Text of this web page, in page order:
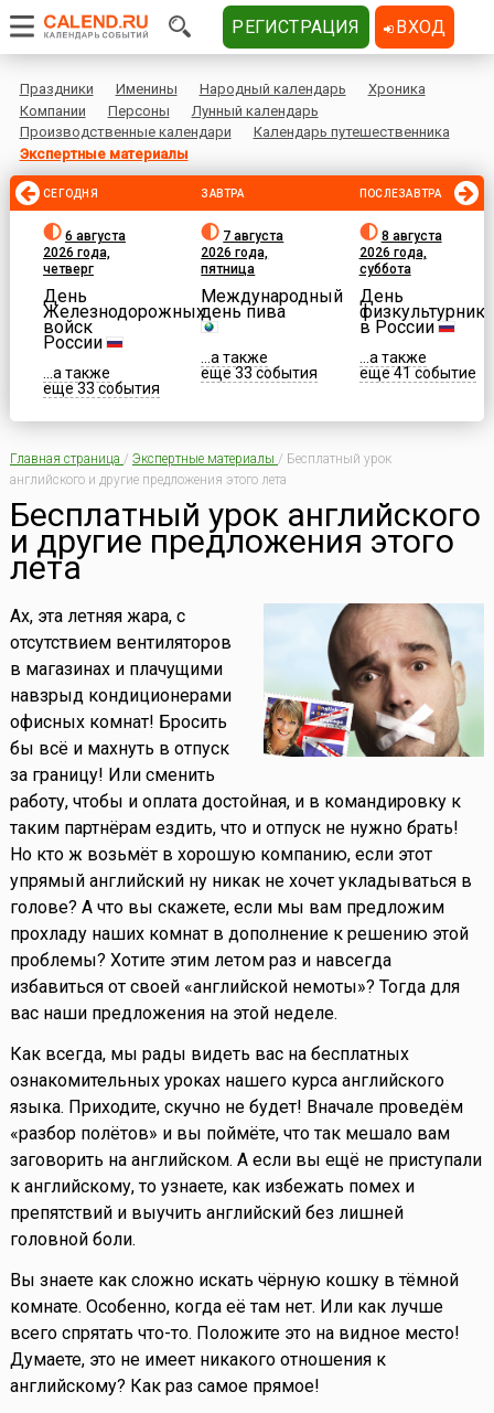
Праздники Именины Народный календарь
Хроника
Компании
Персоны
Лунный календарь
Производственные календари
Календарь путешественника
Экспертные материалы
СЕГОДНЯ
6 августа
2026 года,
четверг
День
Железнодорожных
войск
России
...а также
еще 33 события
ЗАВТРА
7 августа
2026 года,
пятница
Международный
день пива
...а также
еще 33 события
ПОСЛЕЗАВТРА
8 августа
2026 года,
суббота
День
физкультурника
в России
...а также
еще 41 событие
Главная страница / Экспертные материалы / Бесплатный урок
английского и другие предложения этого лета
Бесплатный урок английского
и другие предложения этого
лета
Ах, эта летняя жара, с
отсутствием вентиляторов
в магазинах и плачущими
навзрыд кондиционерами
офисных комнат! Бросить
бы всё и махнуть в отпуск
за границу! Или сменить
работу, чтобы и оплата достойная, и в командировку к
таким партнёрам ездить, что и отпуск не нужно брать!
Но кто ж возьмёт в хорошую компанию, если этот
упрямый английский ну никак не хочет укладываться в
голове? А что вы скажете, если мы вам предложим
прохладу наших комнат в дополнение к решению этой
проблемы? Хотите этим летом раз и навсегда
избавиться от своей «английской немоты»? Тогда для
вас наши предложения на этой неделе.
Как всегда, мы рады видеть вас на бесплатных
ознакомительных уроках нашего курса английского
языка. Приходите, скучно не будет! Вначале проведём
«разбор полётов» и вы поймёте, что так мешало вам
заговорить на английском. А если вы ещё не приступали
к английскому, то узнаете, как избежать помех и
препятствий и выучить английский без лишней
головной боли.
Вы знаете как сложно искать чёрную кошку в тёмной
комнате. Особенно, когда её там нет. Или как лучше
всего спрятать что-то. Положите это на видное место!
Думаете, это не имеет никакого отношения к
английскому? Как раз самое прямое!
РЕГИСТРАЦИЯ ВХОД